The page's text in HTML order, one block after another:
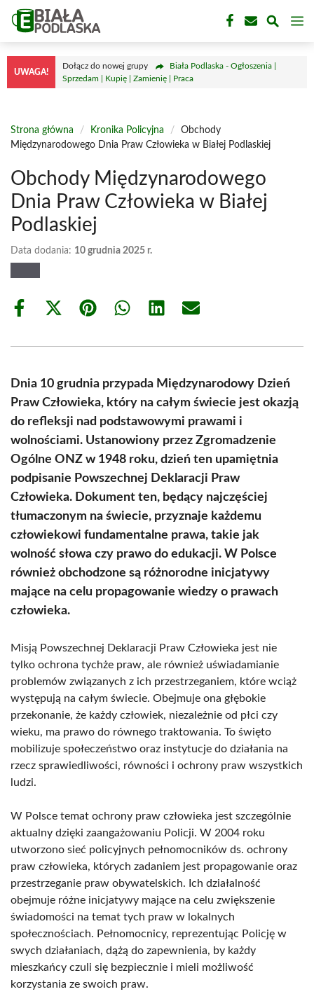
Przejdź
treści
UWAGA!
Dołącz do nowej grupy
Biała Podlaska - Ogłoszenia |
Sprzedam | Kupię | Zamienię | Praca
Strona główna / Kronika Policyjna /
Obchody
Międzynarodowego Dnia Praw Człowieka w Białej Podlaskiej
Obchody Międzynarodowego
Dnia Praw Człowieka w Białej
Podlaskiej
Data dodania: 10 grudnia 2025 r.
Share
Share
(Twitter)
Share Share Share Share
Dnia 10 grudnia przypada Międzynarodowy Dzień
Praw Człowieka, który na całym świecie jest okazją
do refleksji nad podstawowymi prawami i
wolnościami. Ustanowiony przez Zgromadzenie
Ogólne ONZ w 1948 roku, dzień ten upamiętnia
podpisanie Powszechnej Deklaracji Praw
Człowieka. Dokument ten, będący najczęściej
tłumaczonym na świecie, przyznaje każdemu
człowiekowi fundamentalne prawa, takie jak
wolność słowa czy prawo do edukacji. W Polsce
również obchodzone są różnorodne inicjatywy
mające na celu propagowanie wiedzy o prawach
człowieka.
Misją Powszechnej Deklaracji Praw Człowieka jest nie
tylko ochrona tychże praw, ale również uświadamianie
problemów związanych z ich przestrzeganiem, które wciąż
występują na całym świecie. Obejmuje ona głębokie
przekonanie, że każdy człowiek, niezależnie od płci czy
wieku, ma prawo do równego traktowania. To święto
mobilizuje społeczeństwo oraz instytucje do działania na
rzecz sprawiedliwości, równości i ochrony praw wszystkich
ludzi.
W Polsce temat ochrony praw człowieka jest szczególnie
aktualny dzięki zaangażowaniu Policji. W 2004 roku
utworzono sieć policyjnych pełnomocników ds. ochrony
praw człowieka, których zadaniem jest propagowanie oraz
przestrzeganie praw obywatelskich. Ich działalność
obejmuje różne inicjatywy mające na celu zwiększenie
świadomości na temat tych praw w lokalnych
społecznościach. Pełnomocnicy, reprezentując Policję w
swych działaniach, dążą do zapewnienia, by każdy
mieszkańcy czuli się bezpiecznie i mieli możliwość
korzystania ze swoich praw.